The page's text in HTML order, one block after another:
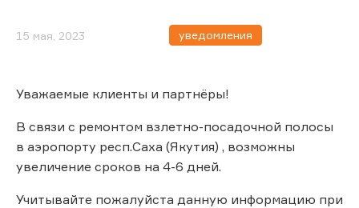
15 мая, 2023 уведомления
Уважаемые клиенты и партнёры!
В связи с ремонтом взлетно-посадочной полосы
в аэропорту респ.Саха (Якутия) , возможны
увеличение сроков на 4-6 дней.
Учитывайте пожалуйста данную информацию при